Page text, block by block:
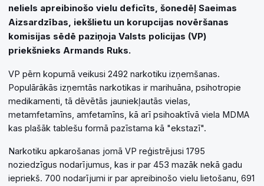
neliels apreibinošo vielu deficīts, šonedēļ Saeimas
Aizsardzības, iekšlietu un korupcijas novēršanas
komisijas sēdē paziņoja Valsts policijas (VP)
priekšnieks Armands Ruks.
VP pērn kopumā veikusi 2492 narkotiku izņemšanas.
Populārākās izņemtās narkotikas ir marihuāna, psihotropie
medikamenti, tā dēvētās jauniekļautās vielas,
metamfetamīns, amfetamīns, kā arī psihoaktīvā viela MDMA
kas plašāk tablešu formā pazīstama kā "ekstazī".
Narkotiku apkarošanas jomā VP reģistrējusi 1795
noziedzīgus nodarījumus, kas ir par 453 mazāk nekā gadu
iepriekš. 700 nodarījumi ir par apreibinošo vielu lietošanu, 691